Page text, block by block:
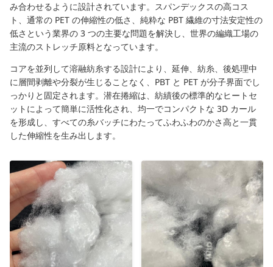
み合わせるように設計されています。スパンデックスの高コス
ト、通常の PET の伸縮性の低さ、純粋な PBT 繊維の寸法安定性の
低さという業界の 3 つの主要な問題を解決し、世界の編織工場の
主流のストレッチ原料となっています。
コアを並列して溶融紡糸する設計により、延伸、紡糸、後処理中
に層間剥離や分裂が生じることなく、PBT と PET が分子界面でし
っかりと固定されます。潜在捲縮は、紡績後の標準的なヒートセ
ットによって簡単に活性化され、均一でコンパクトな 3D カール
を形成し、すべての糸バッチにわたってふわふわのかさ高と一貫
した伸縮性を生み出します。